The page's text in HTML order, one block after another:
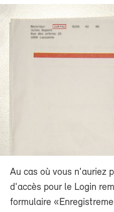
Au cas où vous n'auriez
d'accès pour le Login
formulaire